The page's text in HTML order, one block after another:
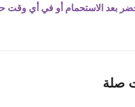
بعد الاستحمام أو في أي وقت
صلة